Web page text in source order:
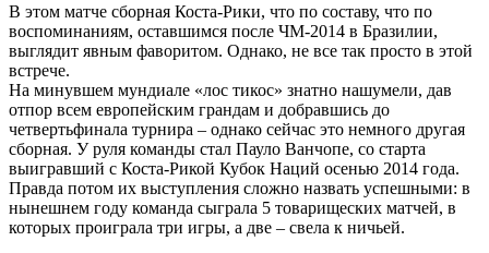
В этом матче сборная Коста-Рики, что по составу, что по
воспоминаниям, оставшимся после ЧМ-2014 в Бразилии,
выглядит явным фаворитом. Однако, не все так просто в этой
встрече.
На минувшем мундиале «лос тикос» знатно нашумели, дав
отпор всем европейским грандам и добравшись до
четвертьфинала турнира – однако сейчас это немного другая
сборная. У руля команды стал Пауло Ванчопе, со старта
выигравший с Коста-Рикой Кубок Наций осенью 2014 года.
Правда потом их выступления сложно назвать успешными: в
нынешнем году команда сыграла 5 товарищеских матчей, в
которых проиграла три игры, а две – свела к ничьей.